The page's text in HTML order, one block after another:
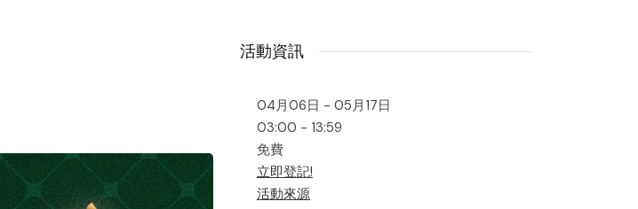
活動資訊
04月06日 - 05月17日
03:00 - 13:59
免費
立即登記!
活動來源